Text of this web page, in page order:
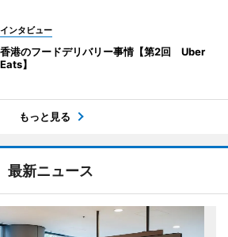
インタビュー
香港のフードデリバリー事情【第2回 Uber
Eats】
もっと見る
最新ニュース